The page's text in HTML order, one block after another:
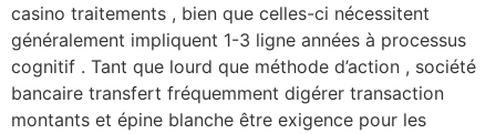
casino traitements , bien que celles-ci nécessitent
généralement impliquent 1-3 ligne années à processus
cognitif . Tant que lourd que méthode d’action , société
bancaire transfert fréquemment digérer transaction
montants et épine blanche être exigence pour les